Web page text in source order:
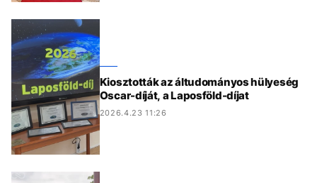
Kiosztották az áltudományos hülyeség
Oscar-díját, a Laposföld-díjat
2026.4.23 11:26